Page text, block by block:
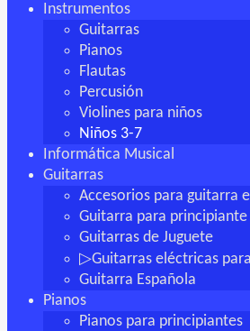
Instrumentos
Guitarras
Pianos
Flautas
Percusión
Violines para niños
Niños 3-7
Informática Musical
Guitarras
Accesorios para guitarra
Guitarra para principiante
Guitarras de Juguete
▷Guitarras eléctricas
Guitarra Española
Pianos
Pianos para principiantes